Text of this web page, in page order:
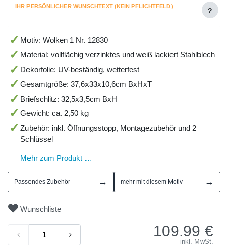
IHR PERSÖNLICHER WUNSCHTEXT (KEIN PFLICHTFELD)
?
Motiv: Wolken 1 Nr. 12830
Material: vollflächig verzinktes und weiß lackiert Stahlblech
Dekorfolie: UV-beständig, wetterfest
Gesamtgröße: 37,6x33x10,6cm BxHxT
Briefschlitz: 32,5x3,5cm BxH
Gewicht: ca. 2,50 kg
Zubehör: inkl. Öffnungsstopp, Montagezubehör und 2
Schlüssel
Mehr zum Produkt …
Passendes Zubehör → mehr mit diesem Motiv →
Wunschliste
109.99 €
inkl. MwSt.